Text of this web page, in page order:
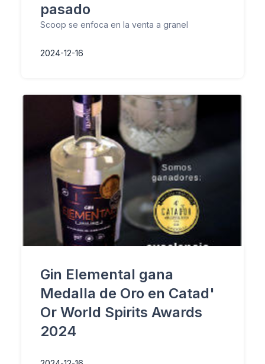
pasado
Scoop se enfoca en la venta a granel
2024-12-16
Gin Elemental gana
Medalla de Oro en Catad'
Or World Spirits Awards
2024